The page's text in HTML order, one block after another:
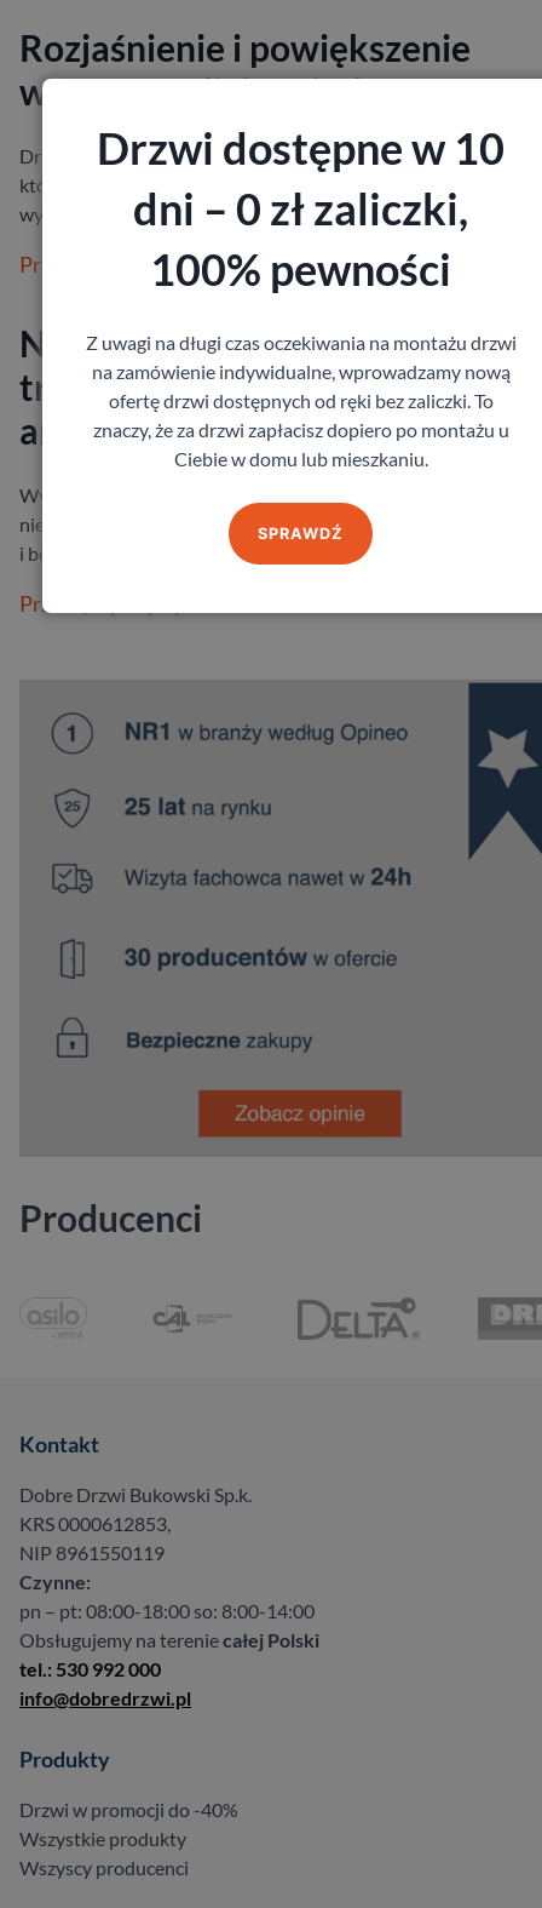
Rozjaśnienie i powiększenie
wnętrz, czyli drzwi z lustrem
Drzwi wewnętrzne z lustrem to piękne i praktyczne
które będzie pasowało niemal do każdej aranżacji. Taki element
wyposażen…
Przeczytaj więcej
Nowoczesny styl i wyjątkowa
trwałość – zewnętrzne drzwi
antracytowe.
Wybór odpowiednich drzwi zewnętrznych to decyzja, która
nie tylko na wygląd Twojego domu, ale także na jego
i bez…
Przeczytaj więcej
Producenci
Kontakt
Dobre Drzwi Bukowski Sp.k.
KRS 0000612853,
NIP 8961550119
Czynne:
pn – pt: 08:00-18:00 so: 8:00-14:00
Obsługujemy na tereniecałej Polski
tel.: 530 992 000
info@dobredrzwi.pl
Produkty
Drzwi w promocji do -40%
Wszystkie produkty
Wszyscy producenci
Drzwi dostępne w 10
dni – 0 zł zaliczki,
100% pewności
Z uwagi na długi czas oczekiwania na montażu drzwi
na zamówienie indywidualne, wprowadzamy nową
ofertę drzwi dostępnych od ręki bez zaliczki. To
znaczy, że za drzwi zapłacisz dopiero po montażu u
Ciebie w domu lub mieszkaniu.
SPRAWDŹ